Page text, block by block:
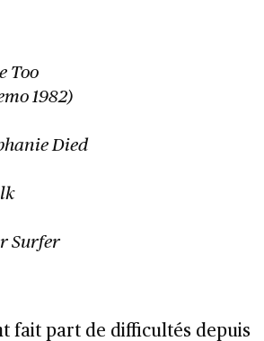
Too
1982)
Died
Surfer
fait part de difficultés depuis